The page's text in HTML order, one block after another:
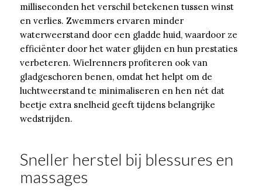
milliseconden het verschil betekenen tussen winst
en verlies. Zwemmers ervaren minder
waterweerstand door een gladde huid, waardoor ze
efficiënter door het water glijden en hun prestaties
verbeteren. Wielrenners profiteren ook van
gladgeschoren benen, omdat het helpt om de
luchtweerstand te minimaliseren en hen nét dat
beetje extra snelheid geeft tijdens belangrijke
wedstrijden.
Sneller herstel bij blessures en
massages